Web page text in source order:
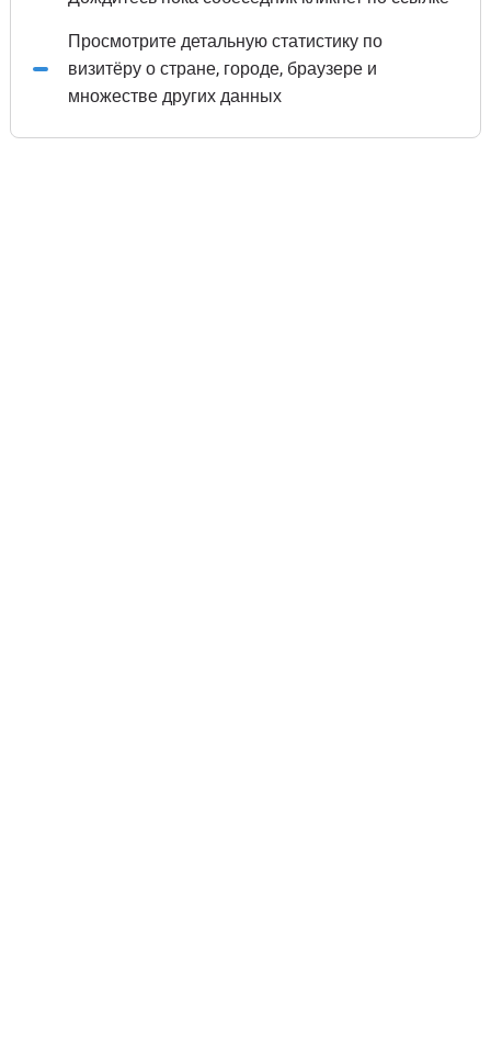
Просмотрите детальную статистику по
визитёру о стране, городе, браузере и
множестве других данных